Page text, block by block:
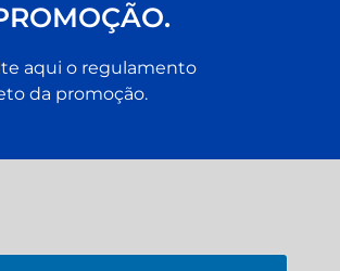
aqui o regulamento
da promoção.